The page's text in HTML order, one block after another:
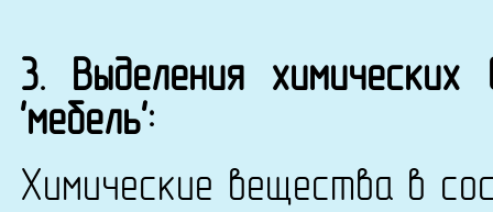
3. Выделения
'мебель':
Химические вещества в